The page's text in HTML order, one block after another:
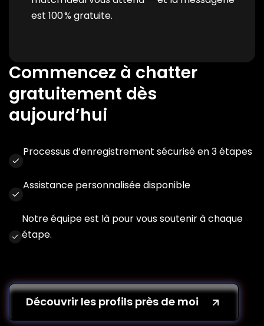
est 100 % gratuite.
Commencez à chatter
gratuitement dès
aujourd’hui
Processus d’enregistrement sécurisé en 3 étapes
Assistance personnalisée disponible
Notre équipe est là pour vous soutenir à chaque
étape.
Découvrir les profils près de moi